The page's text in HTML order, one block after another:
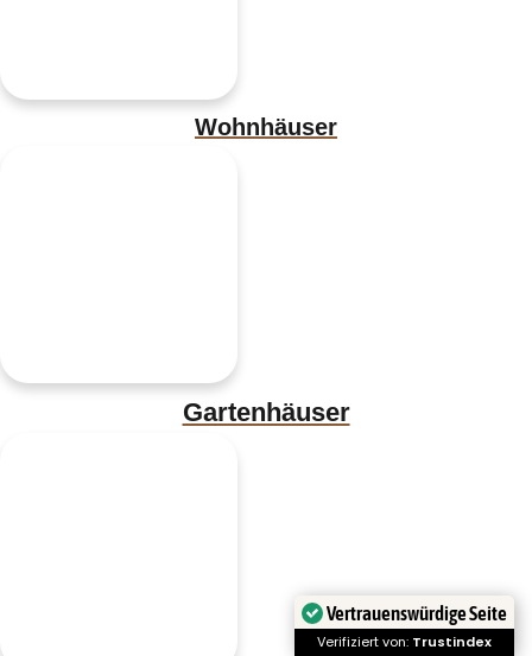
Wohnhäuser
Gartenhäuser
Vertrauenswürdige Seite
Verifiziert von: Trustindex